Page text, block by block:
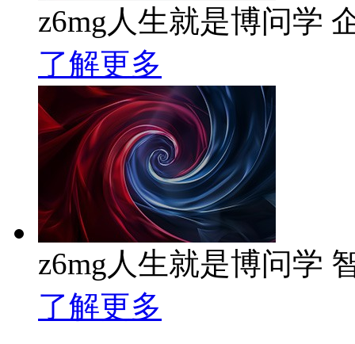
z6mg人生就是博问学
了解更多
z6mg人生就是博问学
了解更多